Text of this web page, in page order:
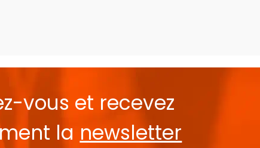
vous et recevez
la newsletter